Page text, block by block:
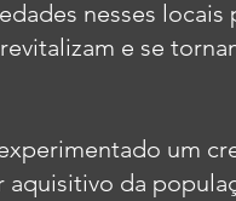
nesses
e se
um
da